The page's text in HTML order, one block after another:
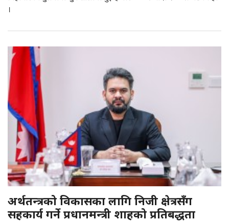
।
अर्थतन्त्रको विकासका लागि निजी क्षेत्रसँग
सहकार्य गर्ने प्रधानमन्त्री शाहको प्रतिबद्धता